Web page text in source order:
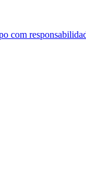
com